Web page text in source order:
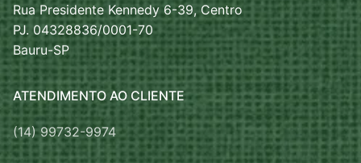
Rua Presidente Kennedy 6-39, Centro
PJ. 04328836/0001-70
Bauru-SP
ATENDIMENTO AO CLIENTE
(14) 99732-9974